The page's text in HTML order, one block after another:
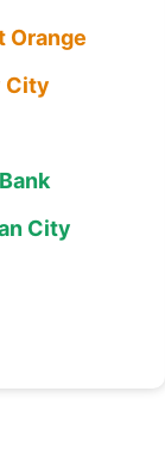
Orange
City
City